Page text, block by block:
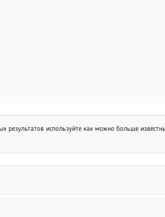
результатов используйте как можно больше
факультету или году выпуска.